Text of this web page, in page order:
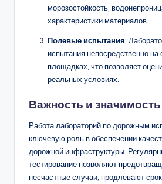
морозостойкость,
характеристики материалов.
Полевые испытания:
испытания непосредственно на
площадках, что позволяет
реальных условиях.
Важность и значимость
Работа лабораторий по дорожным
ключевую роль в обеспечении
дорожной инфраструктуры.
тестирование позволяют
несчастные случаи, продлевают